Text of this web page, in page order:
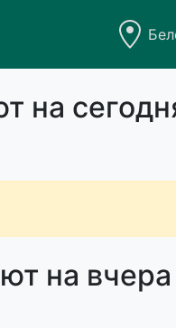
на
на вчера